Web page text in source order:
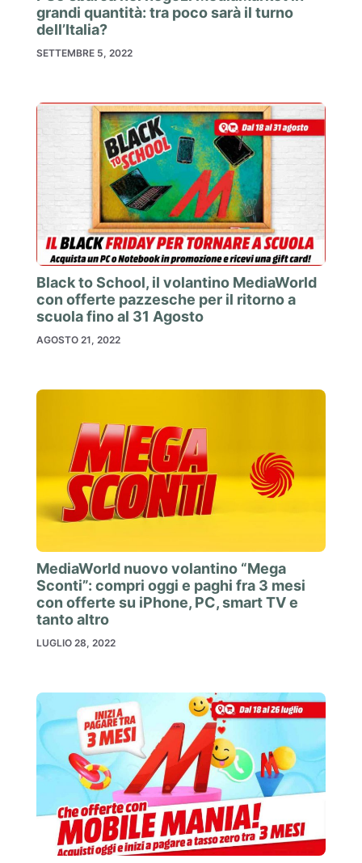
grandi quantità: tra poco sarà il turno
dell’Italia?
SETTEMBRE 5, 2022
Black to School, il volantino MediaWorld
con offerte pazzesche per il ritorno a
scuola fino al 31 Agosto
AGOSTO 21, 2022
MediaWorld nuovo volantino “Mega
Sconti”: compri oggi e paghi fra 3 mesi
con offerte su iPhone, PC, smart TV e
tanto altro
LUGLIO 28, 2022